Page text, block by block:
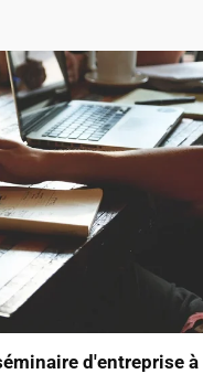
d'entreprise à